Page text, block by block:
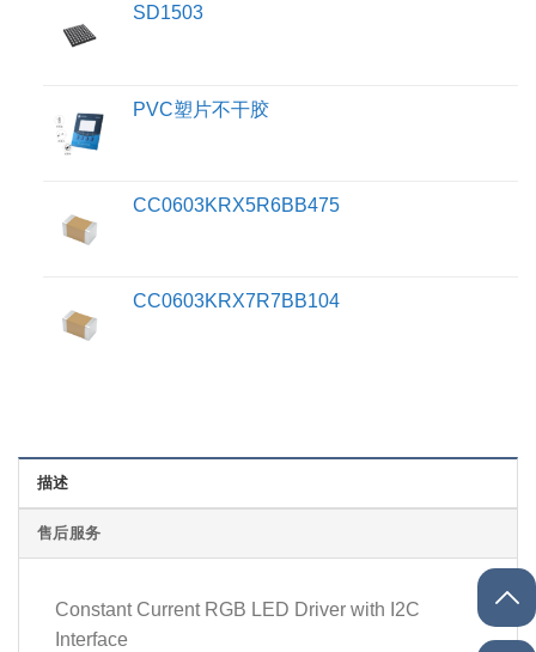
SD1503
PVC塑片不干胶
CC0603KRX5R6BB475
CC0603KRX7R7BB104
描述
售后服务
Constant Current RGB LED Driver with I2C
Interface